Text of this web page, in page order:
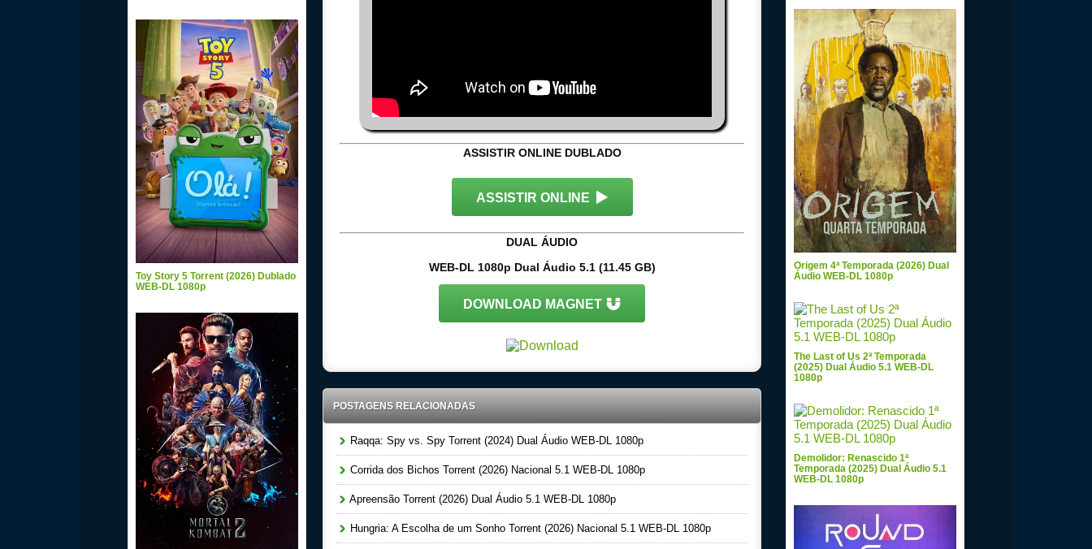
ASSISTIR ONLINE DUBLADO
ASSISTIR ONLINE
DUAL ÁUDIO
WEB-DL 1080p Dual Áudio 5.1 (11.45 GB)
DOWNLOAD MAGNET
POSTAGENS RELACIONADAS
Raqqa: Spy vs. Spy Torrent (2024) Dual Áudio WEB-DL 1080p
Corrida dos Bichos Torrent (2026) Nacional 5.1 WEB-DL 1080p
Apreensão Torrent (2026) Dual Áudio 5.1 WEB-DL 1080p
Hungria: A Escolha de um Sonho Torrent (2026) Nacional 5.1 WEB-DL 1080p
Toy Story 5 Torrent (2026) Dublado
WEB-DL 1080p
Origem 4ª Temporada (2026) Dual
Áudio WEB-DL 1080p
The Last of Us 2ª Temporada
(2025) Dual Áudio 5.1 WEB-DL
1080p
Demolidor: Renascido 1ª
Temporada (2025) Dual Áudio 5.1
WEB-DL 1080p